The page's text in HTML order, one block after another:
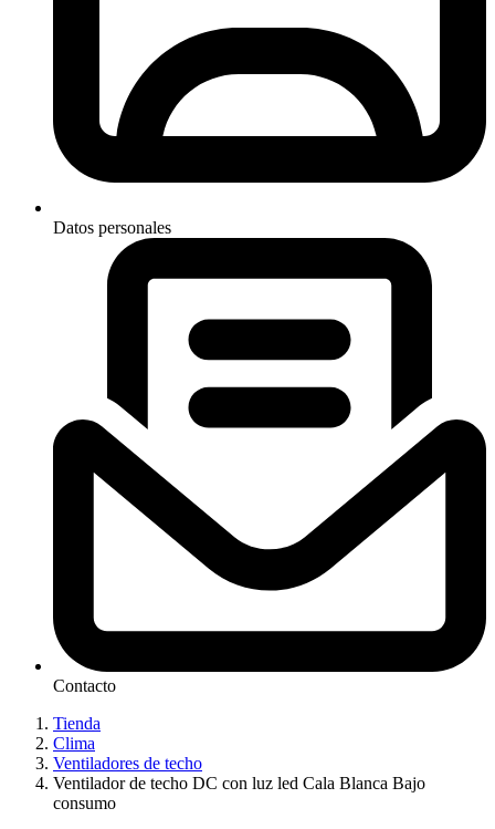
Datos personales
Contacto
Tienda
Clima
Ventiladores de techo
Ventilador de techo DC con luz led Cala Blanca Bajo
consumo